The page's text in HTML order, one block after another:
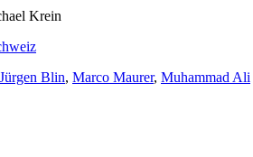
Krein
Jürgen Blin, Marco Maurer, Muhammad Ali